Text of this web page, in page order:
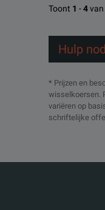
Toont 1 -4van
Hulp
* Prijzen en
wisselkoersen.
variëren op
schriftelijke